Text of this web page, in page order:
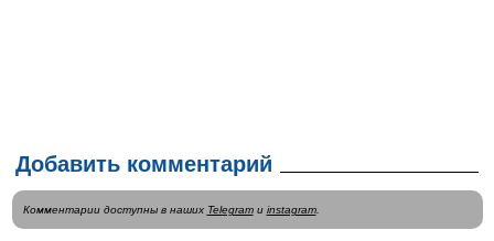
Добавить комментарий
Комментарии доступны в наших Telegramи instagram.